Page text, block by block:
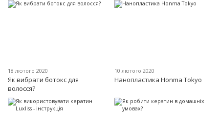
18 лютого 2020
Як вибрати ботокс для
волосся?
10 лютого 2020
Нанопластика Honma Tokyo